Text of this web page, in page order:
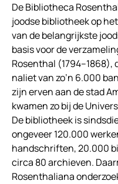
De Bibliotheca
joodse bibliotheek op
van de belangrijkste
basis voor de
Rosenthal (1794–1868),
naliet van zo’n 6.000
zijn erven aan de stad
kwamen zo bij de
De bibliotheek is
ongeveer 120.000
handschriften, 20.000
circa 80 archieven.
Rosenthaliana